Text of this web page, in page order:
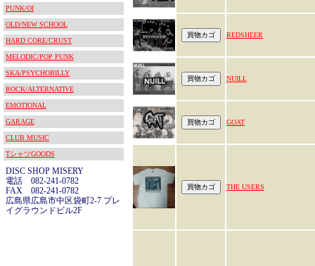
PUNK/OI
OLD/NEW SCHOOL
HARD CORE/CRUST
MELODIC/POP PUNK
SKA/PSYCHOBILLY
ROCK/ALTERNATIVE
EMOTIONAL
GARAGE
CLUB MUSIC
TシャツGOODS
DISC SHOP MISERY
電話 082-241-0782
FAX 082-241-0782
広島県広島市中区袋町2-7 プレ
イグラウンドビル2F
REDSHEER
NUILL
GOAT
THE USERS